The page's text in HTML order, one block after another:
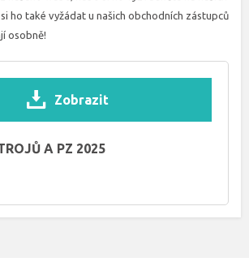
ho také vyžádat u našich obchodních zástupců
osobně!
Zobrazit
A PZ 2025